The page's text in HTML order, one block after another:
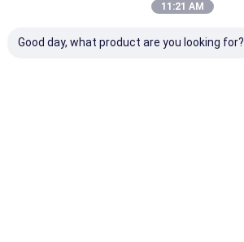
11:21 AM
Good day, what product are you looking for?